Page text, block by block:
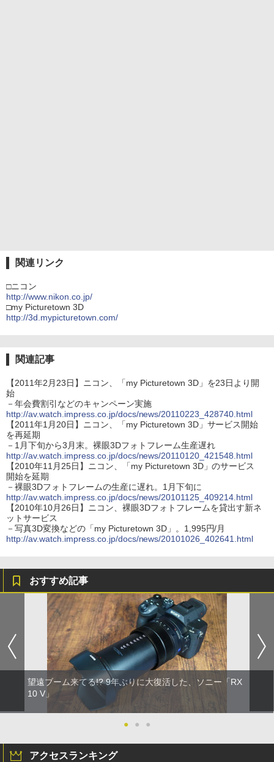
関連リンク
□ニコン
http://www.nikon.co.jp/
□my Picturetown 3D
http://3d.mypicturetown.com/
関連記事
【2011年2月23日】ニコン、「my Picturetown 3D」を23日より開
始
－年会費割引などのキャンペーン実施
http://av.watch.impress.co.jp/docs/news/20110223_428740.html
【2011年1月20日】ニコン、「my Picturetown 3D」サービス開始
を再延期
－1月下旬から3月末。裸眼3Dフォトフレーム生産遅れ
http://av.watch.impress.co.jp/docs/news/20110120_421548.html
【2010年11月25日】ニコン、「my Picturetown 3D」のサービス
開始を延期
－裸眼3Dフォトフレームの生産に遅れ。1月下旬に
http://av.watch.impress.co.jp/docs/news/20101125_409214.html
【2010年10月26日】ニコン、裸眼3Dフォトフレームを貸出す新ネ
ットサービス
－写真3D変換などの「my Picturetown 3D」。1,995円/月
http://av.watch.impress.co.jp/docs/news/20101026_402641.html
おすすめ記事
望遠ブーム来てる!? 9年ぶりに大復活した、ソニー「RX
10 V」
● ● ●
アクセスランキング